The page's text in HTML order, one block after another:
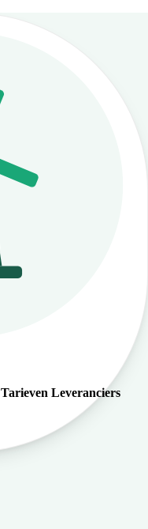
Tarieven Leveranciers